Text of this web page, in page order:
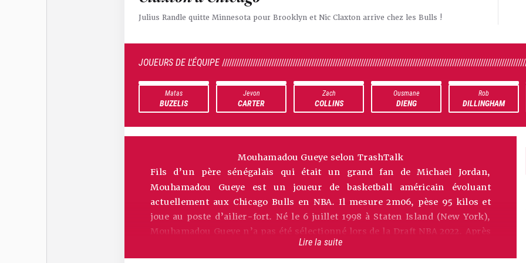
Julius Randle quitte Minnesota pour Brooklyn et Nic Claxton arrive chez les Bulls !
JOUEURS DE L'ÉQUIPE
Matas
BUZELIS
Jevon
CARTER
Zach
COLLINS
Ousmane
DIENG
Rob
DILLINGHAM
Mouhamadou Gueye selon TrashTalk
Fils d’un père sénégalais qui était un grand fan de Michael Jordan,
Mouhamadou Gueye est un joueur de basketball américain évoluant
actuellement aux Chicago Bulls en NBA. Il mesure 2m06, pèse 95 kilos et
joue au poste d’ailier-fort. Né le 6 juillet 1998 à Staten Island (New York),
Mouhamadou Gueye n’a pas été sélectionné lors de la Draft NBA 2022. Après
des expériences avec les Texas Legends et les Raptors 905 en G League
(ligue de développement de la NBA), Mouhamadou Gueye a initialement été
Lire la suite